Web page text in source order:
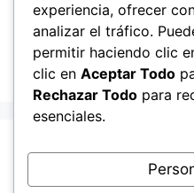
Recent
Hello world!
Recent
experiencia, ofrecer
analizar el tráfico.
permitir haciendo clic
clic en Aceptar Todo
Rechazar Todo para
esenciales.